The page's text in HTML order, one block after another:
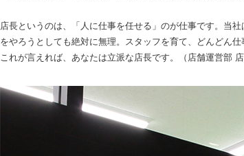
店長というのは、「人に仕事を任せる」のが仕事です。当
をやろうとしても絶対に無理。スタッフを育て、どんどん
これが言えれば、あなたは立派な店長です。（店舗運営部